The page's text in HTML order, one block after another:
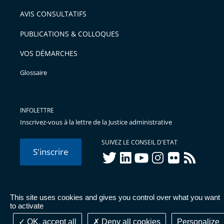
This site uses cookies and gives you control over what you want
to activate
OK, accept all
Deny all cookies Personalize
avant
AVIS CONSULTATIFS
PUBLICATIONS & COLLOQUES
VOS DÉMARCHES
Glossaire
INFOLETTRE
Inscrivez-vous à la lettre de la Justice administrative
S'inscrire
SUIVEZ LE CONSEIL D'ETAT
twitterlinkedInyoutubeinstagram
flickr rss
© Conseil d'État 2026 - Mentions légales
Données
personnelles-Publications administratives-Accessibilité :
partiellement conforme